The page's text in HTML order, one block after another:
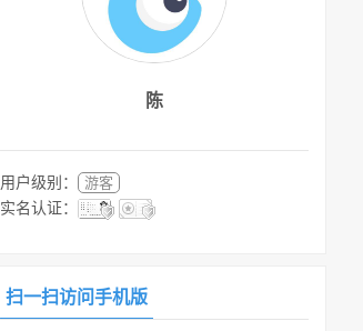
陈
用户级别：
游客
实名认证：
扫一扫访问手机版